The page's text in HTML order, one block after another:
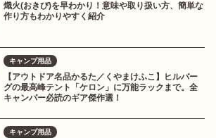
熾火(おきび)を早わかり！意味や取り扱い方、簡単な
作り方もわかりやすく紹介
キャンプ用品
【アウトドア名品かるた／くやまけふこ】ヒルバー
グの最高峰テント「ケロン」に万能ラックまで。全
キャンパー必読のギア傑作選！
キャンプ用品